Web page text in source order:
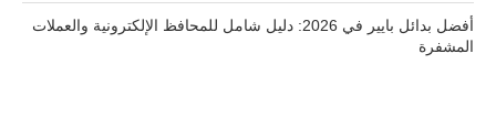
أفضل بدائل بايير في 2026: دليل شامل للمحافظ الإلكترونية والعملات
المشفرة